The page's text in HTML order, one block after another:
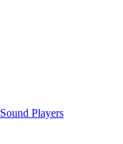
Sound Players